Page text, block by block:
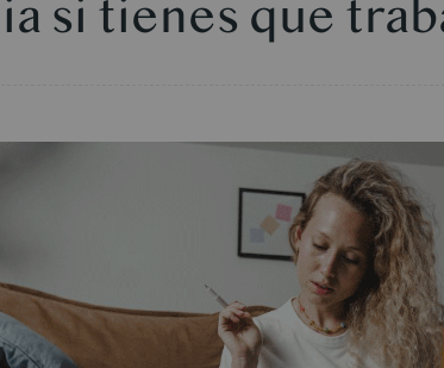
si tienes que